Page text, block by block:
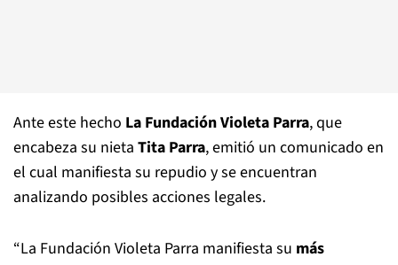
Ante este hecho La Fundación Violeta Parra, que
encabeza su nieta Tita Parra, emitió un comunicado en
el cual manifiesta su repudio y se encuentran
analizando posibles acciones legales.
“La Fundación Violeta Parra manifiesta su más